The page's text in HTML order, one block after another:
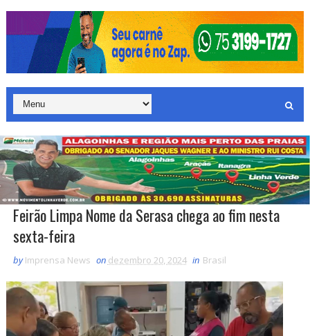
Feirão Limpa Nome da Serasa chega ao fim nesta
sexta-feira
by Imprensa News on dezembro 20, 2024 in Brasil